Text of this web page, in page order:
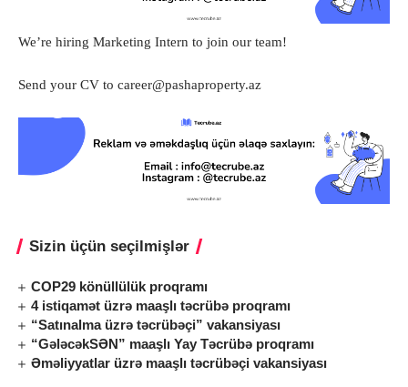
We’re hiring Marketing Intern to join our team!
Send your CV to career@pashaproperty.az
Sizin üçün seçilmişlər
COP29 könüllülük proqramı
4 istiqamət üzrə maaşlı təcrübə proqramı
“Satınalma üzrə təcrübəçi” vakansiyası
“GələcəkSƏN” maaşlı Yay Təcrübə proqramı
Əməliyyatlar üzrə maaşlı təcrübəçi vakansiyası